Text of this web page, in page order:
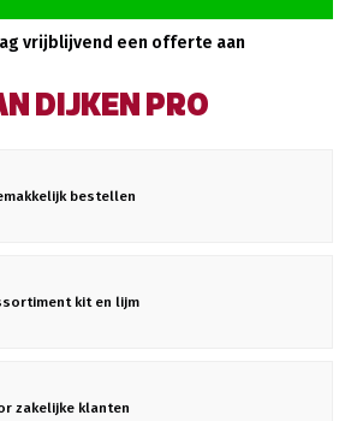
vrijblijvend een offerte aan
DIJKEN PRO
bestellen
kit en lijm
zakelijke klanten